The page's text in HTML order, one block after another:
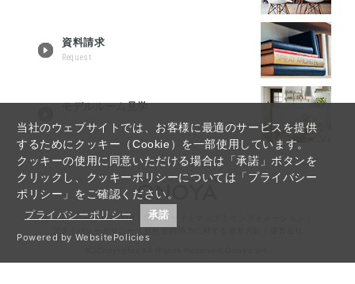
当社のウェブサイトでは、お客様に最適のサービスを提供
するためにクッキー（Cookie）を一部使用しています。
クッキーの使用に同意いただける場合は「承諾」ボタンを
クリックし、クッキーポリシーについては「プライバシー
ポリシー」をご確認ください。
プライバシーポリシー
承諾
Powered by WebsitePolicies
資料請求
Request
モデルルーム見学
Tour reservation
仙台リノベーションTOP Q&A｜